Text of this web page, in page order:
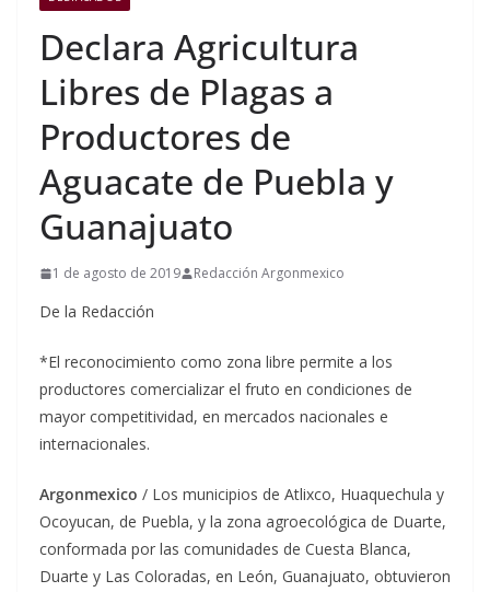
Declara Agricultura
Libres de Plagas a
Productores de
Aguacate de Puebla y
Guanajuato
1 de agosto de 2019 Redacción Argonmexico
De la Redacción
*El reconocimiento como zona libre permite a los
productores comercializar el fruto en condiciones de
mayor competitividad, en mercados nacionales e
internacionales.
Argonmexico / Los municipios de Atlixco, Huaquechula y
Ocoyucan, de Puebla, y la zona agroecológica de Duarte,
conformada por las comunidades de Cuesta Blanca,
Duarte y Las Coloradas, en León, Guanajuato, obtuvieron